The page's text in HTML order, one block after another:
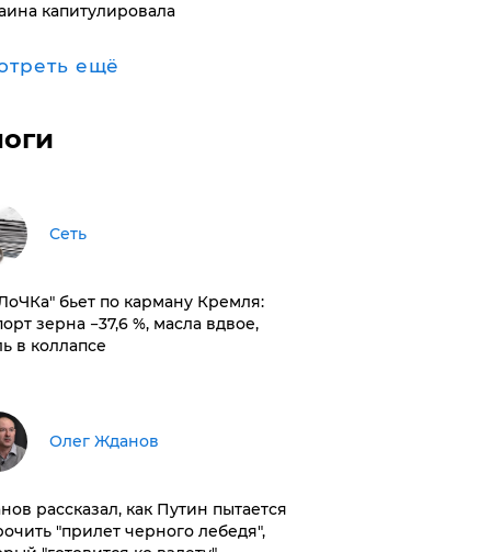
капитулировала
ещё
Сеть
бьет по карману Кремля:
зерна −37,6 %, масла вдвое,
в коллапсе
Олег Жданов
рассказал, как Путин пытается
"прилет черного лебедя",